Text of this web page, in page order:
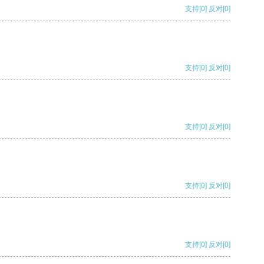
支持[0] 反对[0]
支持[0] 反对[0]
支持[0] 反对[0]
支持[0] 反对[0]
支持[0] 反对[0]